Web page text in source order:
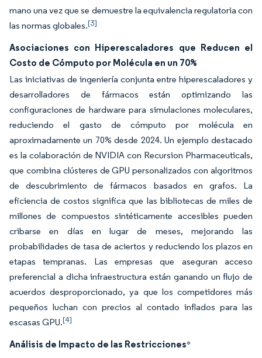
mano una vez que se demuestre la equivalencia regulatoria con
las normas globales.[3]
Asociaciones con Hiperescaladores que Reducen el
Costo de Cómputo por Molécula en un 70%
Las iniciativas de ingeniería conjunta entre hiperescaladores y
desarrolladores de fármacos están optimizando las
configuraciones de hardware para simulaciones moleculares,
reduciendo el gasto de cómputo por molécula en
aproximadamente un 70% desde 2024. Un ejemplo destacado
es la colaboración de NVIDIA con Recursion Pharmaceuticals,
que combina clústeres de GPU personalizados con algoritmos
de descubrimiento de fármacos basados en grafos. La
eficiencia de costos significa que las bibliotecas de miles de
millones de compuestos sintéticamente accesibles pueden
cribarse en días en lugar de meses, mejorando las
probabilidades de tasa de aciertos y reduciendo los plazos en
etapas tempranas. Las empresas que aseguran acceso
preferencial a dicha infraestructura están ganando un flujo de
acuerdos desproporcionado, ya que los competidores más
pequeños luchan con precios al contado inflados para las
escasas GPU.[4]
Análisis de Impacto de las Restricciones*